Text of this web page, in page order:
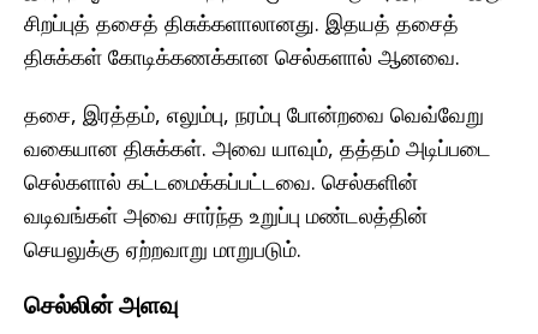
சிறப்புத் தசைத் திசுக்களாலானது. இதயத் தசைத்
திசுக்கள் கோடிக்கணக்கான செல்களால் ஆனவை.
தசை, இரத்தம், எலும்பு, நரம்பு போன்றவை வெவ்வேறு
வகையான திசுக்கள். அவை யாவும், தத்தம் அடிப்படை
செல்களால் கட்டமைக்கப்பட்டவை. செல்களின்
வடிவங்கள் அவை சார்ந்த உறுப்பு மண்டலத்தின்
செயலுக்கு ஏற்றவாறு மாறுபடும்.
செல்லின் அளவு